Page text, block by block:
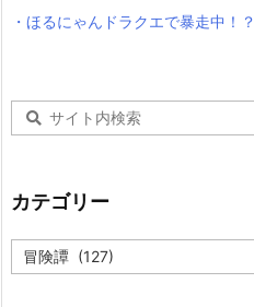
・ほるにゃんドラクエで暴走中！？
カテゴリー
カ
テ